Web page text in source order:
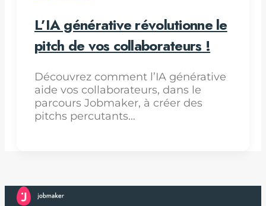
L’IA générative révolutionne le
pitch de vos collaborateurs !
Découvrez comment l’IA générative
aide vos collaborateurs, dans le
parcours Jobmaker, à créer des
pitchs percutants…